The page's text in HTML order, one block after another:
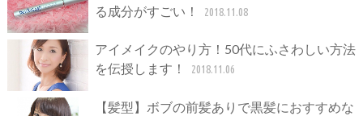
る成分がすごい！
2018.11.08
アイメイクのやり方！50代にふさわしい方法
を伝授します！
2018.11.06
【髪型】ボブの前髪ありで黒髪におすすめな